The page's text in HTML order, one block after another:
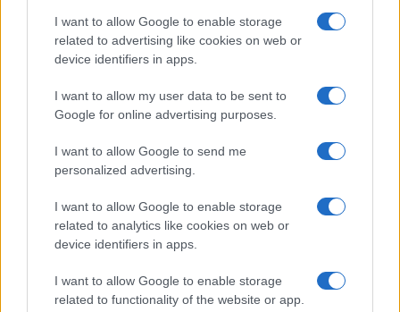
I want to allow Google to enable storage
related to advertising like cookies on web or
device identifiers in apps.
I want to allow my user data to be sent to
Google for online advertising purposes.
I want to allow Google to send me
personalized advertising.
I want to allow Google to enable storage
related to analytics like cookies on web or
device identifiers in apps.
I want to allow Google to enable storage
related to functionality of the website or app.
il presidente di Banca Ifis.
Marco Leardi, 21 febbraio 2024
Nicolaporro.it è anche su Whatsapp. È sufficiente
cliccare quiper iscriversi al canale ed essere sempre
#LA RIPARTENZA 2024
SEDUTE SATIRICHE